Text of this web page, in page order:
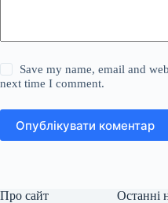
Save my name, email and
next time I comment.
Опублікувати коментар
Про сайт Останні